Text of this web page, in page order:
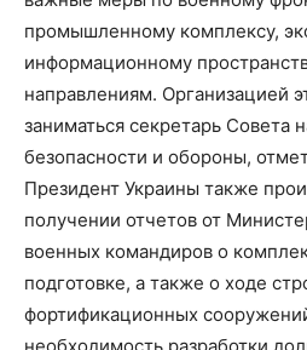
промышленному комплексу,
информационному
направлениям. Организацией
заниматься секретарь Совета
безопасности и обороны,
Президент Украины также
получении отчетов от
военных командиров о
подготовке, а также о ходе
фортификационных